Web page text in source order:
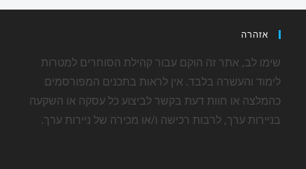
אזהרה
שימו לב, אתר זה הוקם עבור קהילת הסוחרים למטרות
לימוד והעשרה בלבד. אין לראות בתכנים המפורסמים
כהמלצה או חוות דעת בקשר לביצוע כל עסקה או השקעה
בניירות ערך, לרבות רכישה ו/או מכירה של ניירות ערך.